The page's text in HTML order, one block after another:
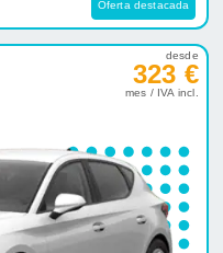
Oferta destacada
desde
323 €
mes / IVA incl.